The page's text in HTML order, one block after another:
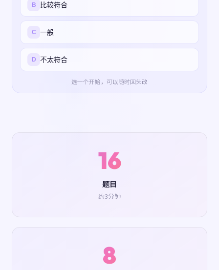
B 比较符合
C 一般
D 不太符合
选一个开始，可以随时回头改
16
题目
约3分钟
8